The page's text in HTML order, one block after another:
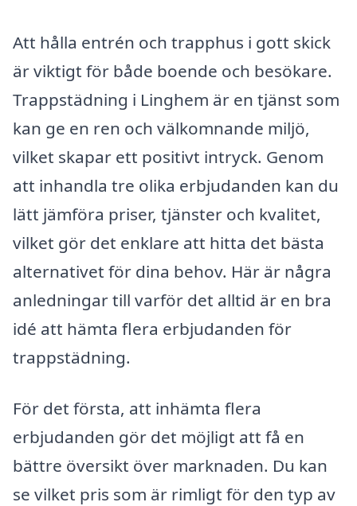
Att hålla entrén och trapphus i gott skick
är viktigt för både boende och besökare.
Trappstädning i Linghem är en tjänst som
kan ge en ren och välkomnande miljö,
vilket skapar ett positivt intryck. Genom
att inhandla tre olika erbjudanden kan du
lätt jämföra priser, tjänster och kvalitet,
vilket gör det enklare att hitta det bästa
alternativet för dina behov. Här är några
anledningar till varför det alltid är en bra
idé att hämta flera erbjudanden för
trappstädning.
För det första, att inhämta flera
erbjudanden gör det möjligt att få en
bättre översikt över marknaden. Du kan
se vilket pris som är rimligt för den typ av